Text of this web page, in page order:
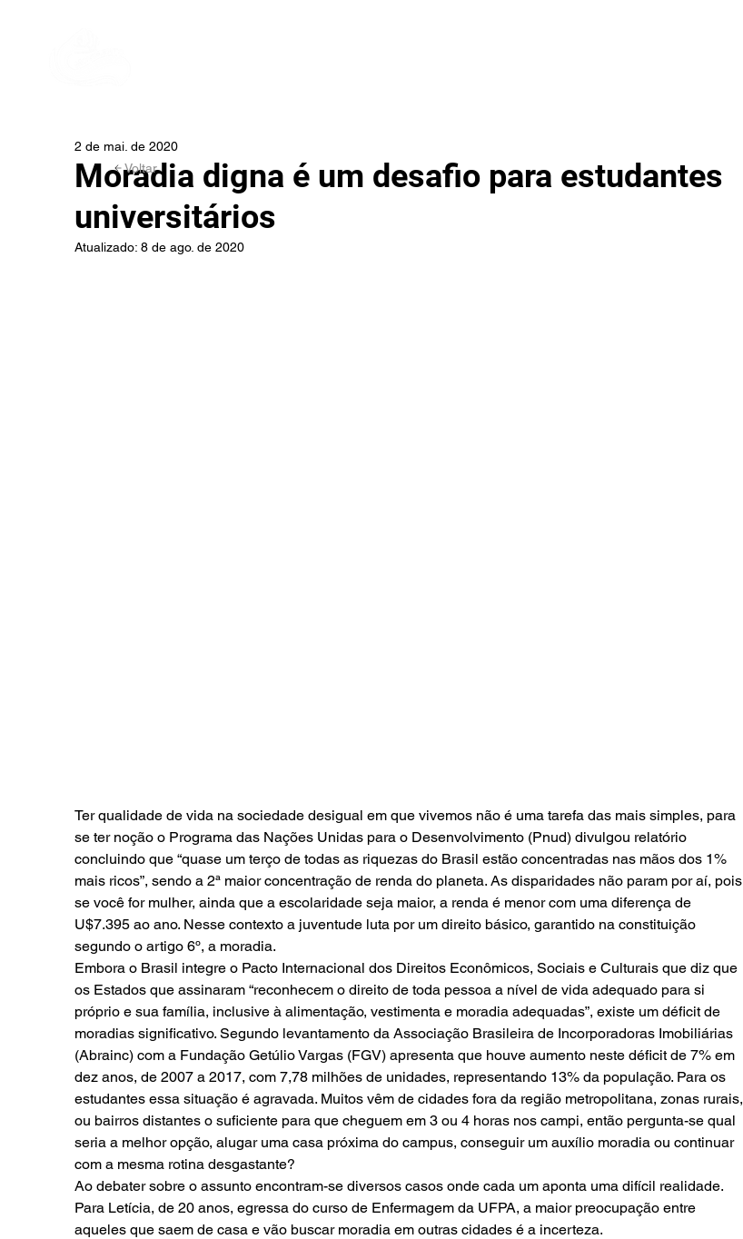
Moradia digna é um desafio para estudantes
universitários
2 de mai. de 2020
Atualizado: 8 de ago. de 2020
Ter qualidade de vida na sociedade desigual em que vivemos não é uma tarefa das mais simples, para
se ter noção o Programa das Nações Unidas para o Desenvolvimento (Pnud) divulgou relatório
concluindo que “quase um terço de todas as riquezas do Brasil estão concentradas nas mãos dos 1%
mais ricos”, sendo a 2ª maior concentração de renda do planeta. As disparidades não param por aí, pois
se você for mulher, ainda que a escolaridade seja maior, a renda é menor com uma diferença de
U$7.395 ao ano. Nesse contexto a juventude luta por um direito básico, garantido na constituição
segundo o artigo 6º, a moradia.
Embora o Brasil integre o Pacto Internacional dos Direitos Econômicos, Sociais e Culturais que diz que
os Estados que assinaram “reconhecem o direito de toda pessoa a nível de vida adequado para si
próprio e sua família, inclusive à alimentação, vestimenta e moradia adequadas”, existe um déficit de
moradias significativo. Segundo levantamento da Associação Brasileira de Incorporadoras Imobiliárias
(Abrainc) com a Fundação Getúlio Vargas (FGV) apresenta que houve aumento neste déficit de 7% em
dez anos, de 2007 a 2017, com 7,78 milhões de unidades, representando 13% da população. Para os
estudantes essa situação é agravada. Muitos vêm de cidades fora da região metropolitana, zonas rurais,
ou bairros distantes o suficiente para que cheguem em 3 ou 4 horas nos campi, então pergunta-se qual
seria a melhor opção, alugar uma casa próxima do campus, conseguir um auxílio moradia ou continuar
com a mesma rotina desgastante?
Ao debater sobre o assunto encontram-se diversos casos onde cada um aponta uma difícil realidade.
Para Letícia, de 20 anos, egressa do curso de Enfermagem da UFPA, a maior preocupação entre
aqueles que saem de casa e vão buscar moradia em outras cidades é a incerteza.
Voltar